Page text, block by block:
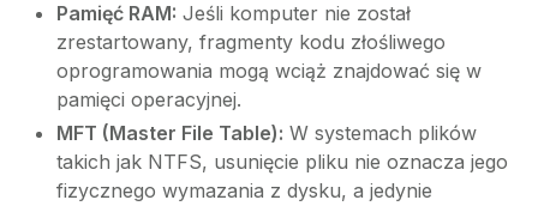
Pamięć RAM: Jeśli komputer nie został
zrestartowany, fragmenty kodu złośliwego
oprogramowania mogą wciąż znajdować się w
pamięci operacyjnej.
MFT (Master File Table): W systemach plików
takich jak NTFS, usunięcie pliku nie oznacza jego
fizycznego wymazania z dysku, a jedynie